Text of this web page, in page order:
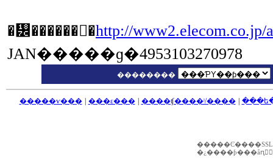
�᡼������󥯡�http://www2.elecom.co.jp/
JAN�����ɡ�4953103270978
��������
�����ѵ��� ���ε��� ����ʧ����ˡ/����